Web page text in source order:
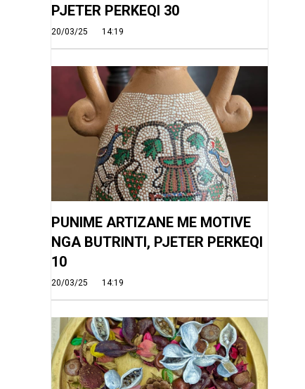
PJETER PERKEQI 30
20/03/25 14:19
PUNIME ARTIZANE ME MOTIVE
NGA BUTRINTI, PJETER PERKEQI
10
20/03/25 14:19